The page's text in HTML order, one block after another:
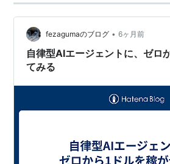
fezagumaのブログ • 6ヶ月前
自律型AIエージェントに、ゼロ
てみる